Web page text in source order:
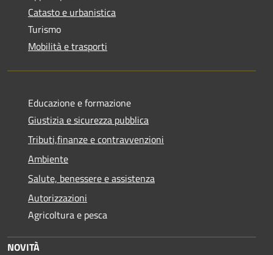
Catasto e urbanistica
Turismo
Mobilità e trasporti
Educazione e formazione
Giustizia e sicurezza pubblica
Tributi,finanze e contravvenzioni
Ambiente
Salute, benessere e assistenza
Autorizzazioni
Agricoltura e pesca
NOVITÀ